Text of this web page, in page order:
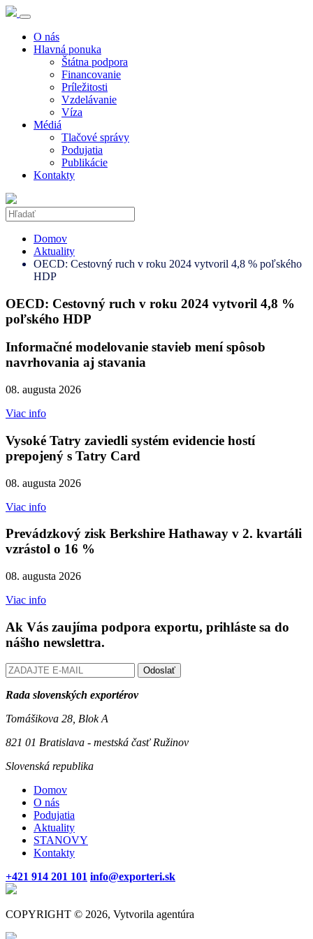
O nás
Hlavná ponuka
Štátna podpora
Financovanie
Príležitosti
Vzdelávanie
Víza
Médiá
Tlačové správy
Podujatia
Publikácie
Kontakty
Domov
Aktuality
OECD: Cestovný ruch v roku 2024 vytvoril 4,8 % poľského
HDP
OECD: Cestovný ruch v roku 2024 vytvoril 4,8 %
poľského HDP
Informačné modelovanie stavieb mení spôsob
navrhovania aj stavania
08. augusta 2026
Viac info
Vysoké Tatry zaviedli systém evidencie hostí
prepojený s Tatry Card
08. augusta 2026
Viac info
Prevádzkový zisk Berkshire Hathaway v 2. kvartáli
vzrástol o 16 %
08. augusta 2026
Viac info
Ak Vás zaujíma podpora exportu, prihláste sa do
nášho newslettra.
Odoslať
Rada slovenských exportérov
Tomášikova 28, Blok A
821 01 Bratislava - mestská časť Ružinov
Slovenská republika
Domov
O nás
Podujatia
Aktuality
STANOVY
Kontakty
+421 914 201 101 info@exporteri.sk
COPYRIGHT © 2026, Vytvorila agentúra